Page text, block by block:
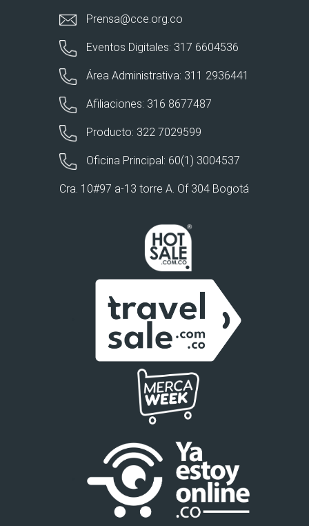
Prensa@cce.org.co
Eventos Digitales: 317 6604536
Área Administrativa: 311 2936441
Afiliaciones: 316 8677487
Producto: 322 7029599
Oficina Principal: 60(1) 3004537
Cra. 10#97 a-13 torre A. Of 304 Bogotá